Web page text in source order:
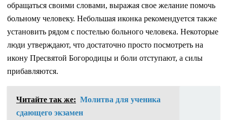
обращаться своими словами, выражая свое желание помочь
больному человеку. Небольшая иконка рекомендуется также
установить рядом с постелью больного человека. Некоторые
люди утверждают, что достаточно просто посмотреть на
икону Пресвятой Богородицы и боли отступают, а силы
прибавляются.
Читайте так же: Молитва для ученика
сдающего экзамен